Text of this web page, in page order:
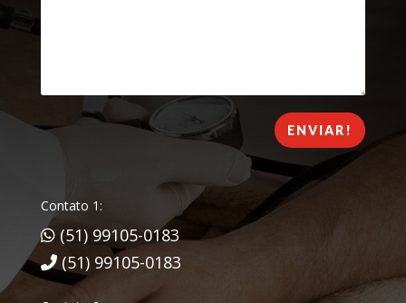
ENVIAR!
Contato 1:
(51) 99105-0183
(51) 99105-0183